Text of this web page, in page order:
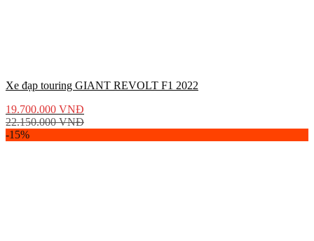
Xe đạp touring GIANT REVOLT F1 2022
19.700.000 VNĐ
22.150.000VNĐ
-15%